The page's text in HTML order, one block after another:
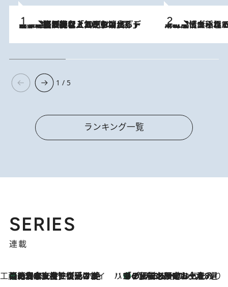
2026.8.5
【なぜ吉沢亮は「気配を消せる」のか？】興行収入208億の『国宝』を経て挑むミュージカル『ディア・エヴァン・ハンセン』。トップ俳優が舞台上でさらけ出した“孤独”とは 2026.8.5
下町風情あふれる台北屈指の人気エリア・大稲埕でセンスのいい台湾土産《ヴ
1 / 5
ランキング一覧
SERIES
連載
工藤まやのおもてなしハワイ
2026.8.6
【ハワイ土産】ローカルの絶大な支持で復活！ 絶品の幻クッキー《元ファンの日本人女性が受け継いだ名店》 ハワイ賢者 リサのお気に入りリスト2026.8.6
あの伝説の限定トートも！ リニューアルした「ディーン＆デルーカ ハワイ」で必須のお土産8選